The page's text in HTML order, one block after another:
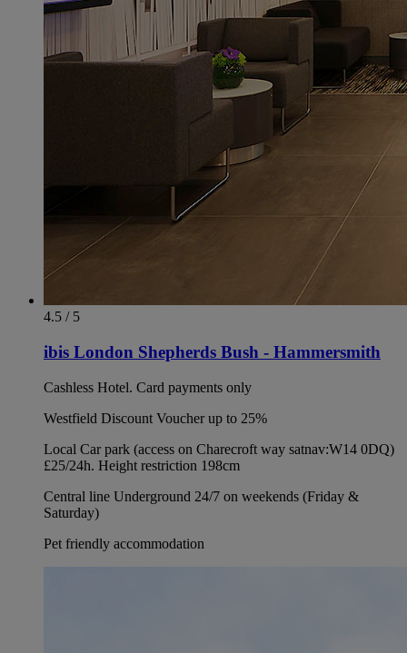
4.5 / 5
ibis London Shepherds Bush - Hammersmith
Cashless Hotel. Card payments only
Westfield Discount Voucher up to 25%
Local Car park (access on Charecroft way satnav:W14 0DQ)
£25/24h. Height restriction 198cm
Central line Underground 24/7 on weekends (Friday &
Saturday)
Pet friendly accommodation